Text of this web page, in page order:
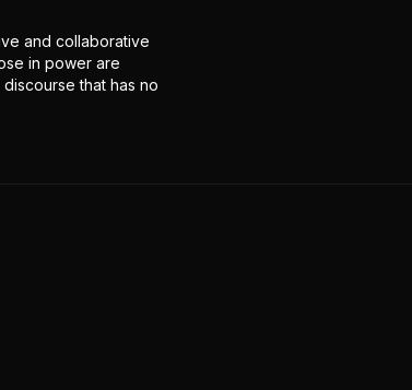
and collaborative
in power are
that has no